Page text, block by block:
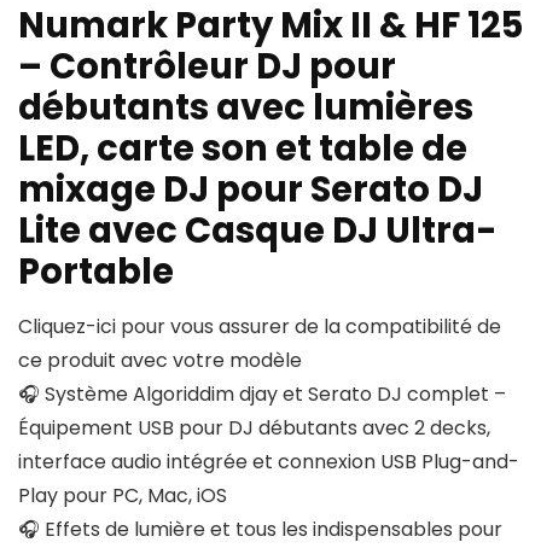
Numark Party Mix II & HF 125
– Contrôleur DJ pour
débutants avec lumières
LED, carte son et table de
mixage DJ pour Serato DJ
Lite avec Casque DJ Ultra-
Portable
Cliquez-ici pour vous assurer de la compatibilité de
ce produit avec votre modèle
🎧 Système Algoriddim djay et Serato DJ complet –
Équipement USB pour DJ débutants avec 2 decks,
interface audio intégrée et connexion USB Plug-and-
Play pour PC, Mac, iOS
🎧 Effets de lumière et tous les indispensables pour